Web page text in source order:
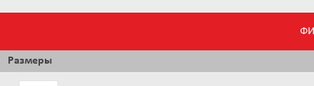
Размеры